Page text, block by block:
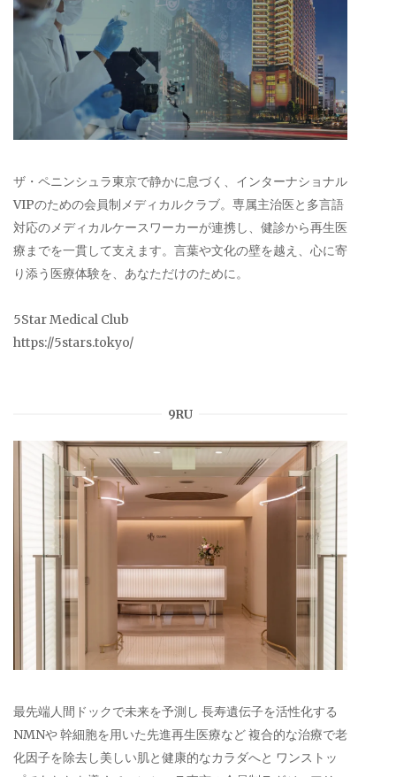
ザ・ペニンシュラ東京で静かに息づく、インターナショナル
VIPのための会員制メディカルクラブ。専属主治医と多言語
対応のメディカルケースワーカーが連携し、健診から再生医
療までを一貫して支えます。言葉や文化の壁を越え、心に寄
り添う医療体験を、あなただけのために。
5Star Medical Club
https://5stars.tokyo/
9RU
最先端人間ドックで未来を予測し 長寿遺伝子を活性化する
NMNや 幹細胞を用いた先進再生医療など 複合的な治療で老
化因子を除去し美しい肌と健康的なカラダへと ワンストッ